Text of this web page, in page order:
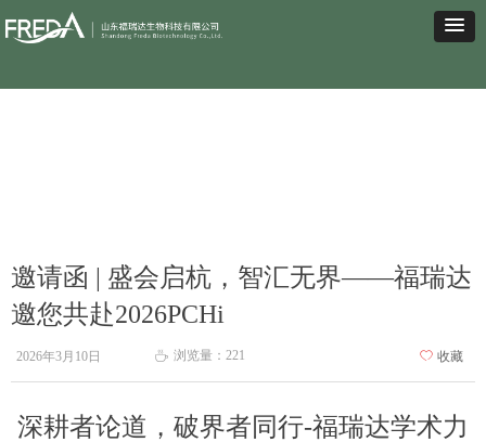
邀请函 | 盛会启杭，智汇无界——福瑞达
邀您共赴2026PCHi
深耕者论道，破界者同行-福瑞达学术力
2026年3月10日 ꄘ 浏览量： 221 ꄀ 收藏